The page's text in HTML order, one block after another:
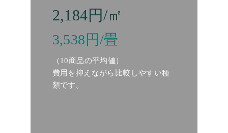
2,184円/㎡
3,538円/畳
（10商品の平均値）
費用を抑えながら比較しやすい種
類です。